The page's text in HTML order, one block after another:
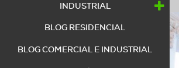
INDUSTRIAL
BLOG RESIDENCIAL
BLOG COMERCIAL E INDUSTRIAL